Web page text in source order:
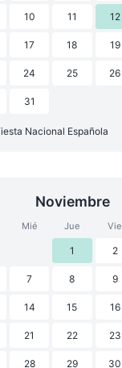
10 11 12
17 18 19
24 25 26
31
Nacional Española
Noviembre
Mié Jue Vie
1 2
7 8 9
14 15 16
21 22 23
28 29 30